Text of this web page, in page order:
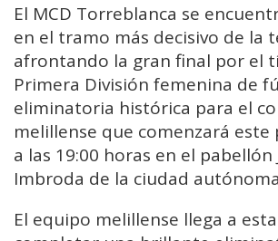
El MCD Torreblanca se
en el tramo más decisivo de la
afrontando la gran final por el
Primera División femenina de
eliminatoria histórica para el
melillense que comenzará
a las 19:00 horas en el pabellón
Imbroda de la ciudad
El equipo melillense llega a